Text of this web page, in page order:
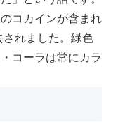
コカインが含まれ
れました。緑色
コーラは常にカラ